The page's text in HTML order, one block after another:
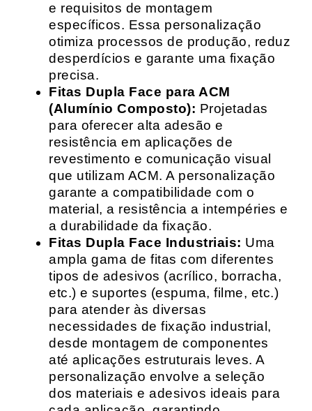
e requisitos de montagem
específicos. Essa personalização
otimiza processos de produção, reduz
desperdícios e garante uma fixação
precisa.
Fitas Dupla Face para ACM
(Alumínio Composto): Projetadas
para oferecer alta adesão e
resistência em aplicações de
revestimento e comunicação visual
que utilizam ACM. A personalização
garante a compatibilidade com o
material, a resistência a intempéries e
a durabilidade da fixação.
Fitas Dupla Face Industriais: Uma
ampla gama de fitas com diferentes
tipos de adesivos (acrílico, borracha,
etc.) e suportes (espuma, filme, etc.)
para atender às diversas
necessidades de fixação industrial,
desde montagem de componentes
até aplicações estruturais leves. A
personalização envolve a seleção
dos materiais e adesivos ideais para